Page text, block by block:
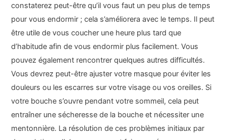
constaterez peut-être qu’il vous faut un peu plus de temps
pour vous endormir ; cela s’améliorera avec le temps. Il peut
être utile de vous coucher une heure plus tard que
d’habitude afin de vous endormir plus facilement. Vous
pouvez également rencontrer quelques autres difficultés.
Vous devrez peut-être ajuster votre masque pour éviter les
douleurs ou les escarres sur votre visage ou vos oreilles. Si
votre bouche s’ouvre pendant votre sommeil, cela peut
entraîner une sécheresse de la bouche et nécessiter une
mentonnière. La résolution de ces problèmes initiaux par